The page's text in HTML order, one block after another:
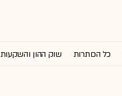
כל הכותרות שוק ההון והשקעות